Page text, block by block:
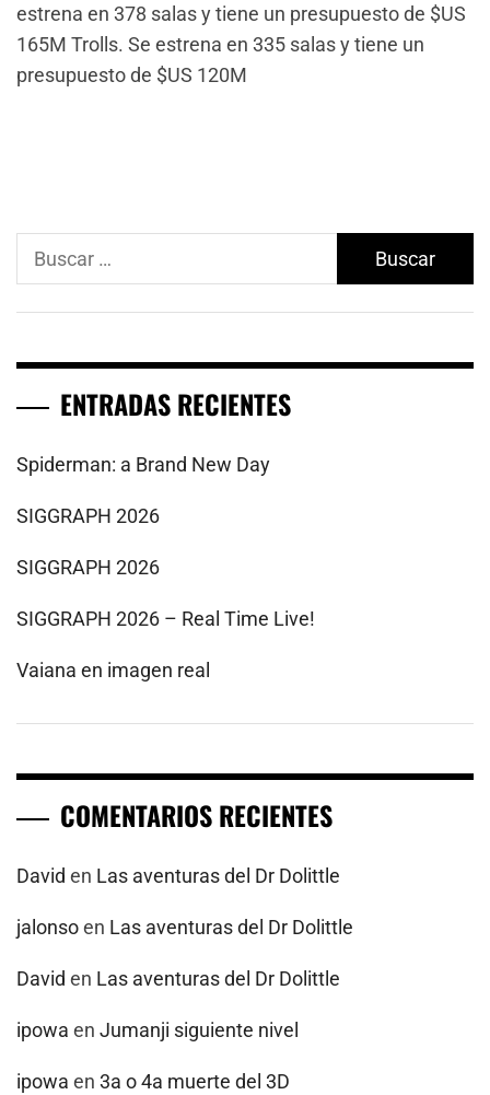
estrena en 378 salas y tiene un presupuesto de $US
165M Trolls. Se estrena en 335 salas y tiene un
presupuesto de $US 120M
Buscar:
ENTRADAS RECIENTES
Spiderman: a Brand New Day
SIGGRAPH 2026
SIGGRAPH 2026
SIGGRAPH 2026 – Real Time Live!
Vaiana en imagen real
COMENTARIOS RECIENTES
David en Las aventuras del Dr Dolittle
jalonsoen Las aventuras del Dr Dolittle
David en Las aventuras del Dr Dolittle
ipowa en Jumanji siguiente nivel
ipowa en 3a o 4a muerte del 3D